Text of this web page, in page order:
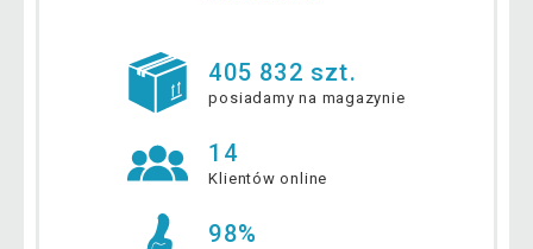
405 832 szt.
posiadamy na magazynie
14
Klientów online
98%